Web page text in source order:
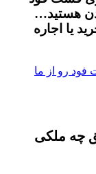
اجاره
از ما
ملکی